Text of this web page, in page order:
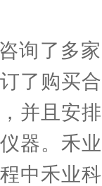
询了多
了购买
并且安
器。禾
中禾业